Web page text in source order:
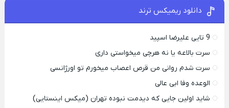
دانلود ریمیکس ترند
9 تایی علیرضا اسپید
سرت بالاعه یا نه هرچی میخواستی داری
سرت شدم روانی من قرص اعصاب میخورم تو اورژانسی
الوعده وفا ابی عالی
شاید اولین جایی که دیدمت نبوده تهران (میکس اینستایی)